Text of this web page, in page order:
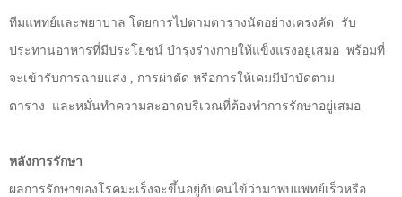
ทีมแพทย์และพยาบาล โดยการไปตามตารางนัดอย่างเคร่งคัด รับ
ประทานอาหารที่มีประโยชน์ บำรุงร่างกายให้แข็งแรงอยู่เสมอ พร้อมที่
จะเข้ารับการฉายแสง การผ่าตัด หรือการให้เคมมีบำบัดตาม
ตาราง และหมั่นทำความสะอาดบริเวณที่ต้องทำการรักษาอยู่เสมอ
หลังการรักษา
ผลการรักษาของโรคมะเร็งจะขึ้นอยู่กับคนไข้ว่ามาพบแพทย์เร็วหรือ